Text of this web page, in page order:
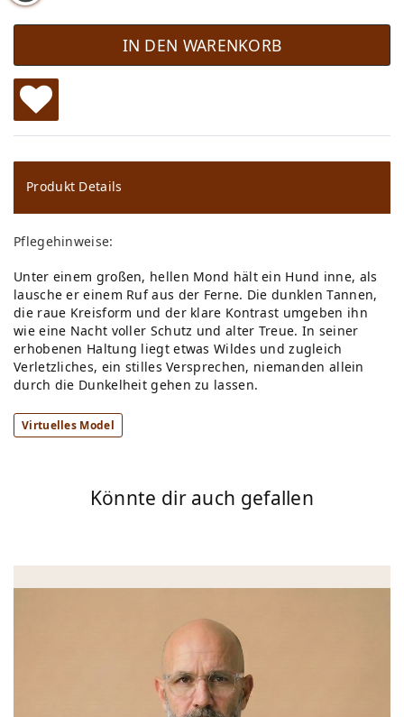
IN DEN WARENKORB
W
u
ns
ch
lis
te
Produkt Details
Pflegehinweise:
Unter einem großen, hellen Mond hält ein Hund inne, als
lausche er einem Ruf aus der Ferne. Die dunklen Tannen,
die raue Kreisform und der klare Kontrast umgeben ihn
wie eine Nacht voller Schutz und alter Treue. In seiner
erhobenen Haltung liegt etwas Wildes und zugleich
Verletzliches, ein stilles Versprechen, niemanden allein
durch die Dunkelheit gehen zu lassen.
Virtuelles Model
Könnte dir auch gefallen